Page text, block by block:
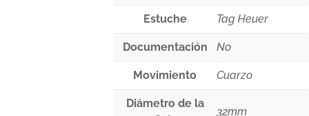
Estuche Tag Heuer
Documentación No
Movimiento Cuarzo
Diámetro de la
32mm